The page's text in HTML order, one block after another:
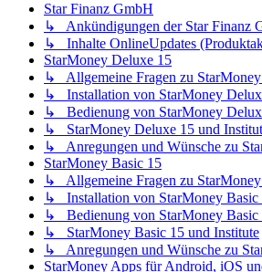
Star Finanz GmbH
↳ Ankündigungen der Star Finanz
↳ Inhalte OnlineUpdates
StarMoney Deluxe 15
↳ Allgemeine Fragen zu
↳ Installation von StarMoney
↳ Bedienung von StarMoney
↳ StarMoney Deluxe 15 und
↳ Anregungen und Wünsche zu
StarMoney Basic 15
↳ Allgemeine Fragen zu
↳ Installation von StarMoney Basic
↳ Bedienung von StarMoney Basic
↳ StarMoney Basic 15 und Institute
↳ Anregungen und Wünsche zu
StarMoney Apps für Android, iOS